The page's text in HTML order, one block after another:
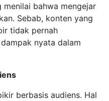
bahwa mengejar
Sebab, konten yang
tidak pernah
nyata dalam
berbasis audiens. Hal